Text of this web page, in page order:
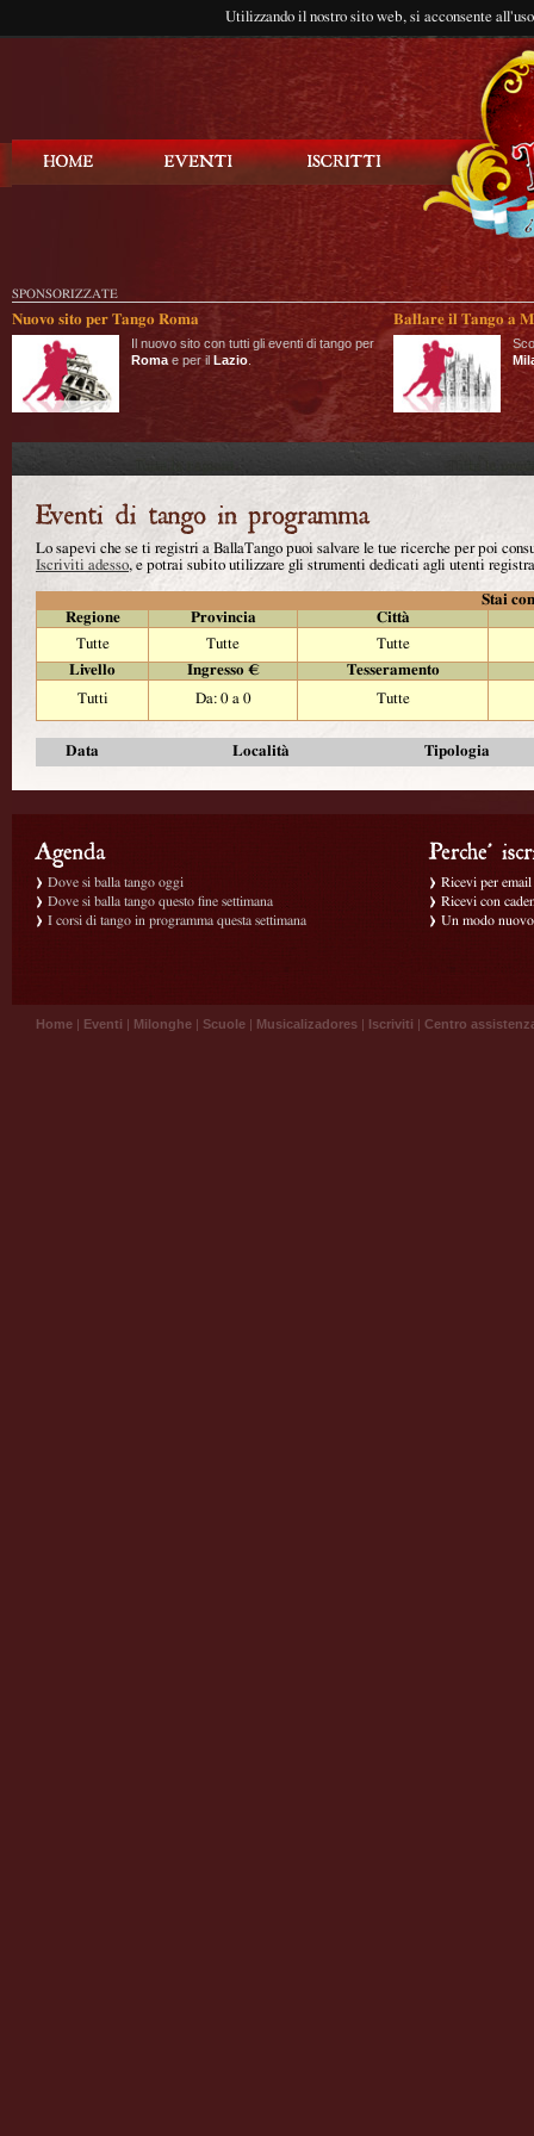
Utilizzando il nostro sito web, si acconsente
SPONSORIZZATE
Nuovo sito per Tango Roma
Il nuovo sito con tutti gli eventi di tango per
Roma e per il Lazio
Ballare il Tango a
Lo sapevi che se ti registri a BallaTango puoi salvare le tue ricerche per poi
Iscriviti adesso, e potrai subito utilizzare gli strumenti dedicati agli utenti
Stai
Regione
Provincia
Città
Tutte
Tutte
Tutte
Livello
Ingresso €
Tesseramento
Tutti
Da: 0 a 0 Tutte
Data Località Tipologia
Dove si balla tango oggi
Dove si balla tango questo fine settimana
I corsi di tango in programma questa settimana
Ricevi per
Ricevi con
Un modo
Home | Eventi | Milonghe | Scuole | Musicalizadores | Iscriviti | Centro